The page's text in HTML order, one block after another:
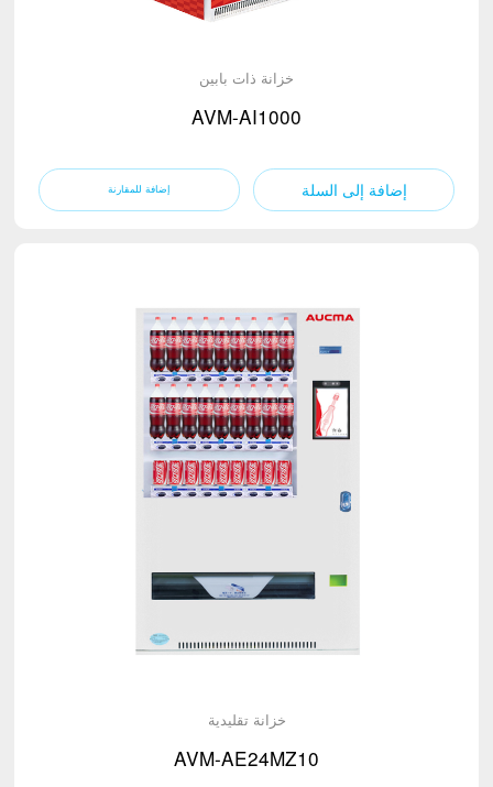
خزانة ذات بابين
AVM-AI1000
إضافة إلى السلة
خزانة تقليدية
AVM-AE24MZ10